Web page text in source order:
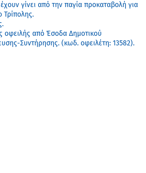
γίνει από την παγία προκαταβολή για
Τρίπολης.
οφειλής από Έσοδα Δημοτικού
Συντήρησης. (κωδ. οφειλέτη: 13582).